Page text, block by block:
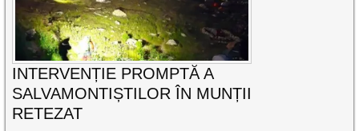
INTERVENȚIE PROMPTĂ A
SALVAMONTIȘTILOR ÎN MUNȚII
RETEZAT